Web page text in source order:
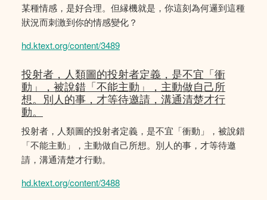
某種情感，是好合理。但縁機就是，你這刻為何邏到這種
狀況而刺激到你的情感變化？
hd.ktext.org/content/3489
投射者，人類圖的投射者定義，是不宜「衝
動」，被說錯「不能主動」，主動做自己所
想。別人的事，才等待邀請，溝通清楚才行
動。
投射者，人類圖的投射者定義，是不宜「衝動」，被說錯
「不能主動」，主動做自己所想。別人的事，才等待邀
請，溝通清楚才行動。
hd.ktext.org/content/3488